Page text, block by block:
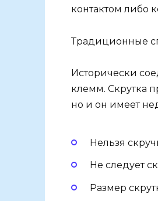
контактом либо
Традиционные
Исторически
клемм. Скрутка
но и он имеет
Нельзя
Не следует
Размер